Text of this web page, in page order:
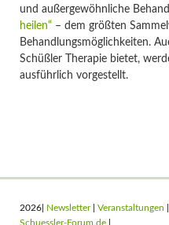
und außergewöhnliche
heilen“– dem größten
Behandlungsmöglichkeiten.
Schüßler Therapie bietet,
ausführlich vorgestellt.
2026| Newsletter| Veranstaltungen
Schuessler-Forum.de|